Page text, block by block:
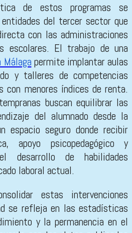
de estos programas se
del tercer sector que
con las administraciones
escolares. El trabajo de una
permite implantar aulas
y talleres de competencias
con menores índices de renta.
buscan equilibrar las
del alumnado desde la
espacio seguro donde recibir
apoyo psicopedagógico y
desarrollo de habilidades
laboral actual.
estas intervenciones
se refleja en las estadísticas
y la permanencia en el